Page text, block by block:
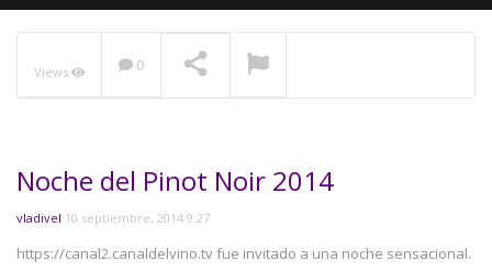
Views 0
Noche del Pinot Noir 2014
vladivel 10 septiembre, 2014 9:27
https://canal2.canaldelvino.tv fue invitado a una noche sensacional.